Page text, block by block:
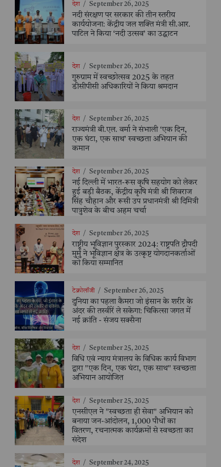
देश / September 26, 2025
नदी संरक्षण पर सरकार की तीन स्तरीय
कार्ययोजना: केंद्रीय जल शक्ति मंत्री सी.आर.
पाटिल ने किया ‘नदी उत्सव’ का उद्घाटन
देश / September 26, 2025
गुरुग्राम में स्वच्छोत्सव 2025 के तहत
डीसीपीसी अधिकारियों ने किया श्रमदान
देश / September 26, 2025
राज्यमंत्री बी.एल. वर्मा ने संभाली ‘एक दिन,
एक घंटा, एक साथ’ स्वच्छता अभियान की
कमान
देश / September 26, 2025
नई दिल्ली में भारत-रूस कृषि सहयोग को लेकर
हुई बड़ी बैठक, केंद्रीय कृषि मंत्री श्री शिवराज
सिंह चौहान और रूसी उप प्रधानमंत्री श्री दिमित्री
पात्रुशेव के बीच अहम चर्चा
देश / September 26, 2025
राष्ट्रीय भूविज्ञान पुरस्कार 2024: राष्ट्रपति द्रौपदी
मुर्मु ने भूविज्ञान क्षेत्र के उत्कृष्ट योगदानकर्ताओं
को किया सम्मानित
टेक्नोलॉजी / September 26, 2025
दुनिया का पहला कैमरा जो इंसान के शरीर के
अंदर की तस्वीरें ले सकेगा: चिकित्सा जगत में
नई क्रांति - संजय सक्सैना
देश / September 25, 2025
विधि एवं न्याय मंत्रालय के विधिक कार्य विभाग
द्वारा "एक दिन, एक घंटा, एक साथ" स्वच्छता
अभियान आयोजित
देश / September 25, 2025
एनसीएल ने "स्वच्छता ही सेवा" अभियान को
बनाया जन-आंदोलन, 1,000 पौधों का
वितरण, रचनात्मक कार्यक्रमों से स्वच्छता का
संदेश
देश / September 24, 2025